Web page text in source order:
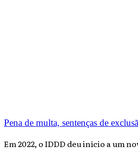
Pena de multa, sentenças de
Em 2022, o IDDD deu início a um